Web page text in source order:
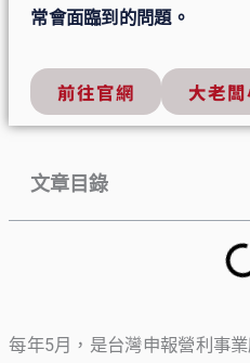
常會面臨到的問題。
前往官網 大老
文章目錄
每年5月，是台灣申報營利事